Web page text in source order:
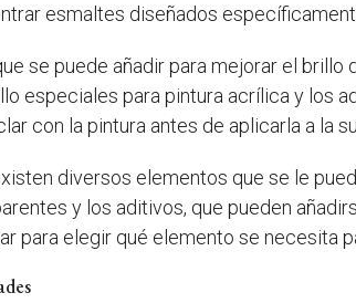
esmaltes diseñados
se puede añadir para mejorar el brillo
especiales para pintura acrílica y los
con la pintura antes de aplicarla a la
diversos elementos que se le
y los aditivos, que pueden
para elegir qué elemento se necesita